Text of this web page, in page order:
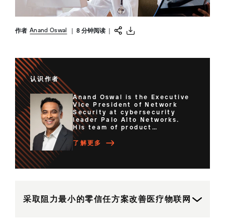
作者 Anand Oswal | 8 分钟阅读|
认识作者
Anand Oswal is the Executive
Vice President of Network
Security at cybersecurity
leader Palo Alto Networks.
His team of product
managers, engineers and
researchers deliver best-in-
leader who holds over 100
U.S. patents, Anand leads the
了解更多
采取阻力最小的零信任方案改善医疗物联网